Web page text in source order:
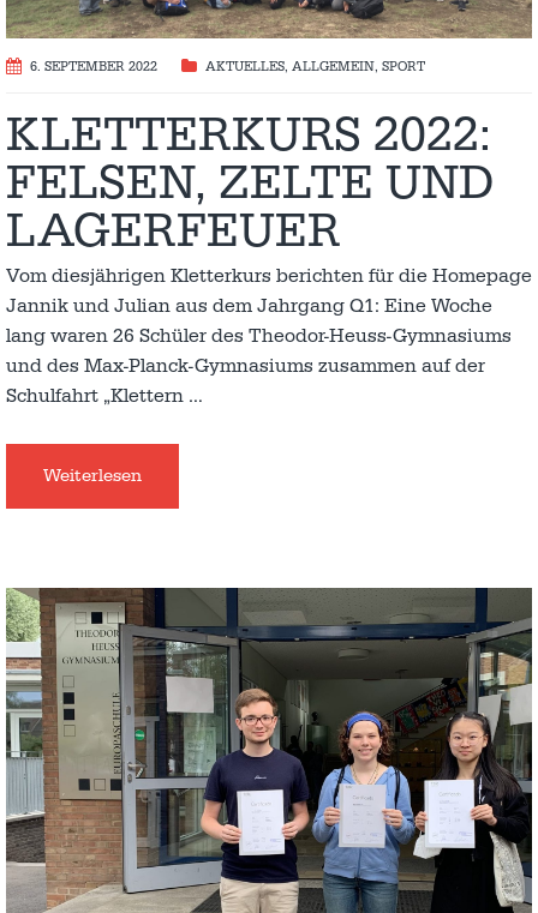
6. SEPTEMBER 2022 AKTUELLES, ALLGEMEIN, SPORT
KLETTERKURS 2022:
FELSEN, ZELTE UND
LAGERFEUER
Vom diesjährigen Kletterkurs berichten für die Homepage
Jannik und Julian aus dem Jahrgang Q1: Eine Woche
lang waren 26 Schüler des Theodor-Heuss-Gymnasiums
und des Max-Planck-Gymnasiums zusammen auf der
Schulfahrt „Klettern …
Weiterlesen